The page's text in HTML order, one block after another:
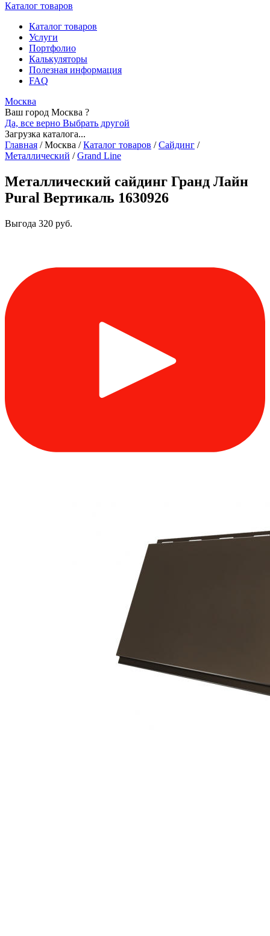
Каталог товаров
Каталог товаров
Услуги
Портфолио
Калькуляторы
Полезная информация
FAQ
Москва
Ваш город Москва ?
Да, все верно Выбрать другой
Загрузка каталога...
Главная /Москва / Каталог товаров / Сайдинг /
Металлический / Grand Line
Металлический сайдинг Гранд Лайн
Pural Вертикаль 1630926
Выгода 320 руб.